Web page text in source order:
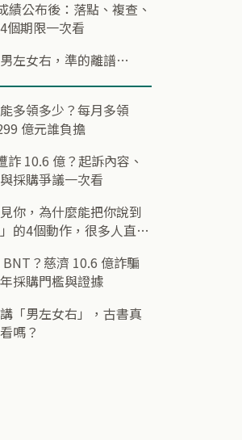
績公布後：落點、複查、
個期限一次看
左女右，準的離譜…
多領多少？每月多領
億元誰負擔
詐 10.6 億？起訴內容、
採購爭議一次看
你，為什麼能把你說到
的4個動作，很多人直到
？慈濟 10.6 億詐騙
採購門檻與證據
「男左女右」，古書真
嗎？